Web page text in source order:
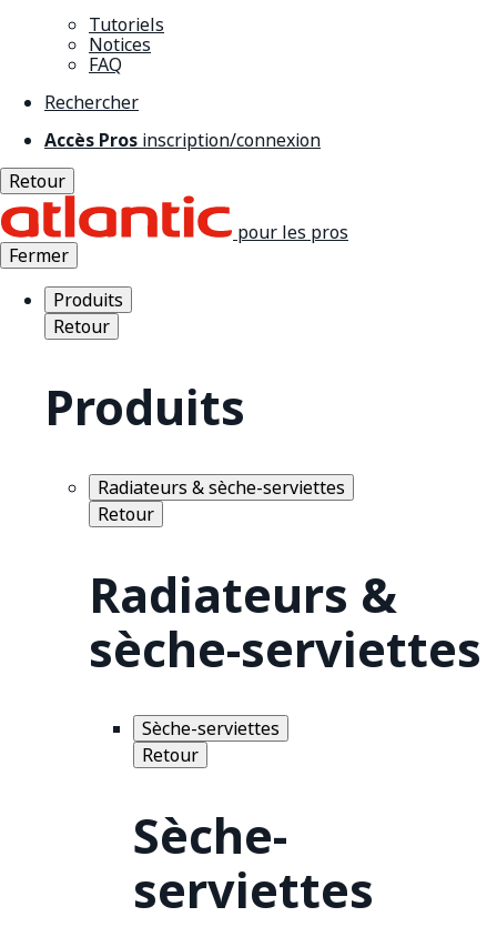
Tutoriels
Notices
FAQ
Rechercher
Accès Pros inscription/connexion
Retour
pour les pros
Fermer
Produits
Retour
Produits
Radiateurs & sèche-serviettes
Retour
Radiateurs &
sèche-serviettes
Sèche-serviettes
Retour
Sèche-
serviettes